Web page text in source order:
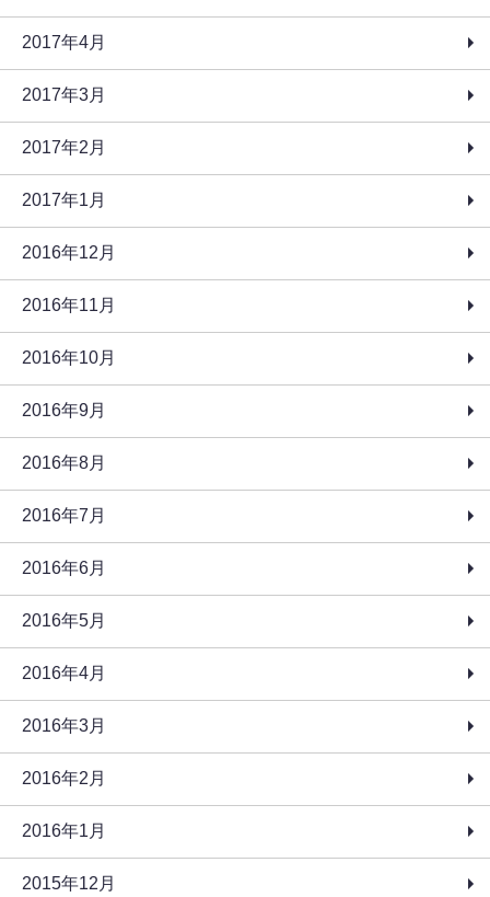
2017年4月
2017年3月
2017年2月
2017年1月
2016年12月
2016年11月
2016年10月
2016年9月
2016年8月
2016年7月
2016年6月
2016年5月
2016年4月
2016年3月
2016年2月
2016年1月
2015年12月